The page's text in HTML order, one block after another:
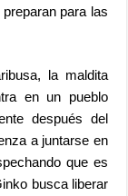
para las
la maldita
en un pueblo
después del
a juntarse en
que es
busca liberar